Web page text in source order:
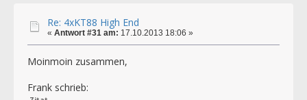
Re: 4xKT88 High End
« Antwort #31 am: 17.10.2013 18:06 »
Moinmoin zusammen,
Frank schrieb: